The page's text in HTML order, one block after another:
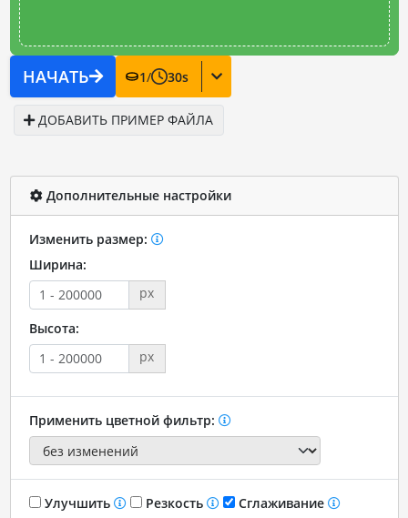
НАЧАТЬ 1/ 30s
ДОБАВИТЬ ПРИМЕР ФАЙЛА
Дополнительные настройки
Изменить размер:
Ширина:
px
Высота:
px
Применить цветной фильтр:
Улучшить Резкость
Сглаживание